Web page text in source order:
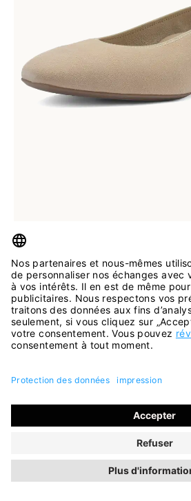
15 Couleurs
Escarpins Graz
83,95 €
119,95 €ancien RLP
SOLDES